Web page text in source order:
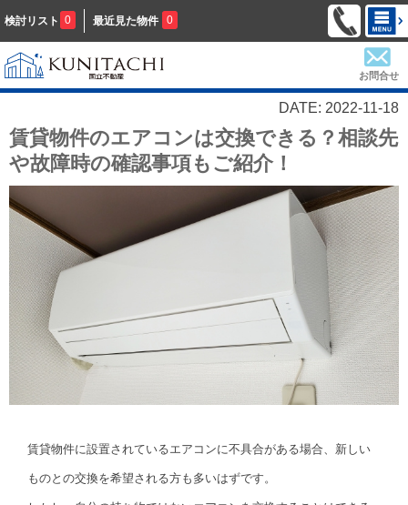
検討リスト 0 最近見た物件 0
お問合せ
DATE: 2022-11-18
賃貸物件のエアコンは交換できる？相談先
や故障時の確認事項もご紹介！
賃貸物件に設置されているエアコンに不具合がある場合、新しい
ものとの交換を希望される方も多いはずです。